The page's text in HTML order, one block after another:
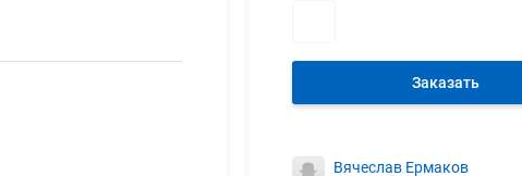
Заказать
Вячеслав Ермаков